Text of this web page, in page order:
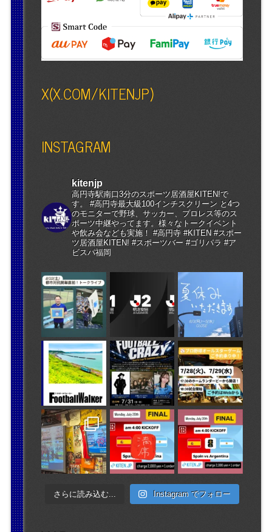
X(X.COM/KITENJP)
INSTAGRAM
kitenjp
高円寺駅南口3分のスポーツ居酒屋KITEN!で
す。 #高円寺最大級100インチスクリーン と4つ
のモニターで野球、サッカー、プロレス等のス
ポーツ中継やってます。様々なトークイベント
や飲み会なども実施！ #高円寺 #KITEN #スポー
ツ居酒屋KITEN! #スポーツバー #ゴリパラ #ア
ビスパ福岡
さらに読み込む... Instagram でフォロー